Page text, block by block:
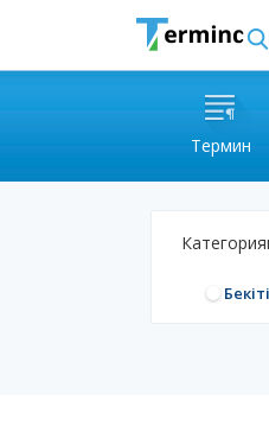
Термин